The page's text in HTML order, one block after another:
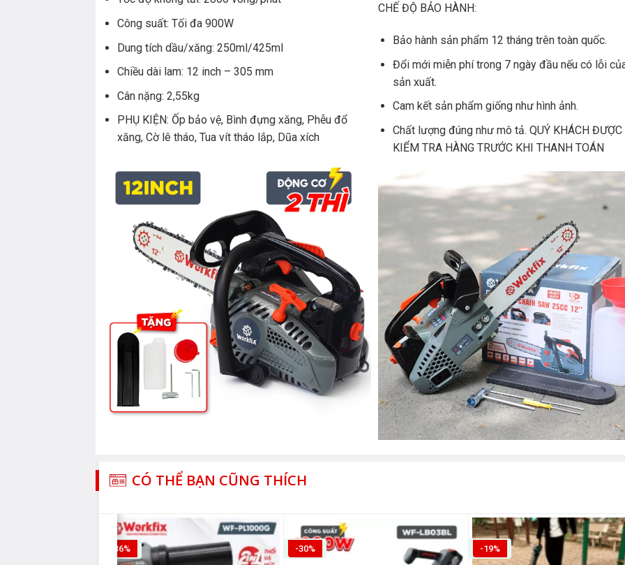
Công suất: Tối đa 900W
Dung tích dầu/xăng: 250ml/425ml
Chiều dài lam: 12 inch – 305 mm
Cân nặng: 2,55kg
PHỤ KIỆN: Ốp bảo vệ, Bình đựng xăng, Phễu đổ
xăng, Cờ lê tháo, Tua vít tháo lắp, Dũa xích
CHẾ ĐỘ BẢO HÀNH:
Bảo hành sản phẩm 12 tháng trên toàn quốc.
Đổi mới miễn phí trong 7 ngày đầu nếu có lỗi
sản xuất.
Cam kết sản phẩm giống như hình ảnh.
Chất lượng đúng như mô tả. QUÝ KHÁCH ĐƯỢC
KIỂM TRA HÀNG TRƯỚC KHI THANH TOÁN
CÓ THỂ BẠN CŨNG THÍCH
-36% -30% -19%